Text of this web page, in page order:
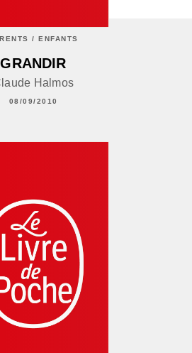
/ ENFANTS
GRANDIR
Halmos
08/09/2010